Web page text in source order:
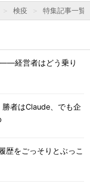
検疫 特集記事一覧
――経営者はどう乗り
者はClaude、でも企
歴をごっそりとぶっこ